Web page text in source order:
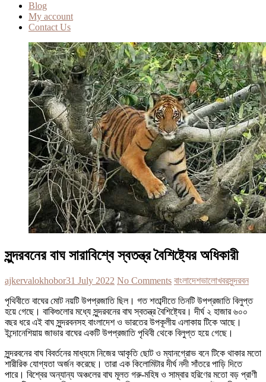
Blog
My account
Contact Us
সুন্দরবনের বাঘ সারাবিশ্বে স্বতন্ত্র বৈশিষ্ট্যের অধিকারী
ajkervalokhobor31 July 2022 No Comments বাংলাদেশভালোখবরসুন্দরবন
পৃথিবীতে বাঘের মোট নয়টি উপপ্রজাতি ছিল। গত শতাব্দীতে তিনটি উপপ্রজাতি বিলুপ্ত
হয়ে গেছে। বাকিগুলোর মধ্যে সুন্দরবনের বাঘ স্বতন্ত্র বৈশিষ্ট্যের। দীর্ঘ ২ হাজার ৬০০
বছর ধরে এই বাঘ সুন্দরবনসহ বাংলাদেশ ও ভারতের উপকূলীয় এলাকায় টিকে আছে।
ইন্দোনেশিয়ায় জাভার বাঘের একটি উপপ্রজাতি পৃথিবী থেকে বিলুপ্ত হয়ে গেছে।
সুন্দরবনের বাঘ বিবর্তনের মাধ্যমে নিজের আকৃতি ছোট ও ম্যানগ্রোভ বনে টিকে থাকার মতো
শারীরিক যোগ্যতা অর্জন করেছে। তারা এক কিলোমিটার দীর্ঘ নদী সাঁতরে পাড়ি দিতে
পারে। বিশ্বের অন্যান্য অঞ্চলের বাঘ মূলত গরু-মহিষ ও সাম্বার হরিণের মতো বড় প্রাণী